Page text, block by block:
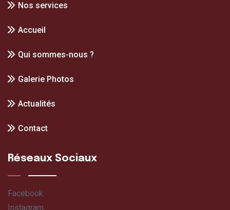
Nos services
Accueil
Qui sommes-nous ?
Galerie Photos
Actualités
Contact
Réseaux Sociaux
Facebook
Instagram